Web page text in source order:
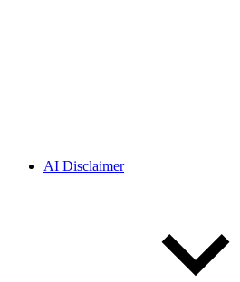
AI Disclaimer